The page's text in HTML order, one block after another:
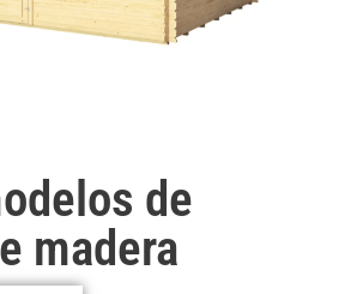
de
madera